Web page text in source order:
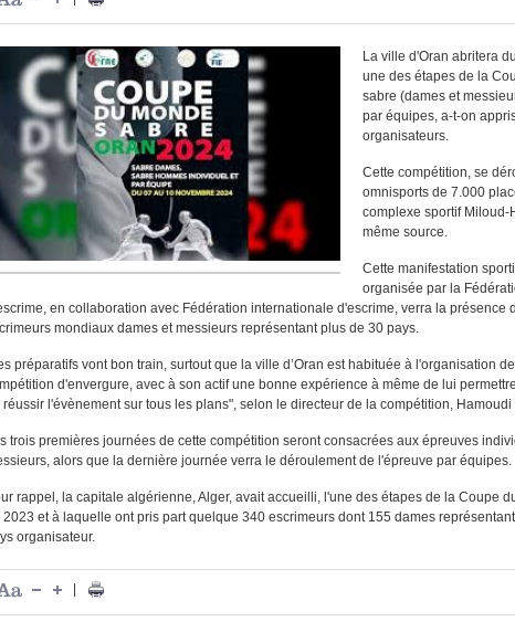
La ville d'Oran abritera
une des étapes de la
sabre (dames et
par équipes, a-t-on
organisateurs.
Cette compétition, se
omnisports de 7.000
complexe sportif Miloud-
même source.
Cette manifestation
organisée par la
en collaboration avec Fédération internationale d'escrime, verra la présence
mondiaux dames et messieurs représentant plus de 30 pays.
préparatifs vont bon train, surtout que la ville d’Oran est habituée à l'organisation
d'envergure, avec à son actif une bonne expérience à même de lui
réussir l'évènement sur tous les plans", selon le directeur de la compétition, Hamoudi
trois premières journées de cette compétition seront consacrées aux épreuves
alors que la dernière journée verra le déroulement de l'épreuve par équipes.
rappel, la capitale algérienne, Alger, avait accueilli, l'une des étapes de la Coupe
2023 et à laquelle ont pris part quelque 340 escrimeurs dont 155 dames
organisateur.